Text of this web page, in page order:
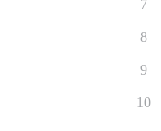
7
8
9
10